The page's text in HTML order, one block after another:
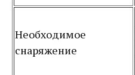
Необходимое
снаряжение